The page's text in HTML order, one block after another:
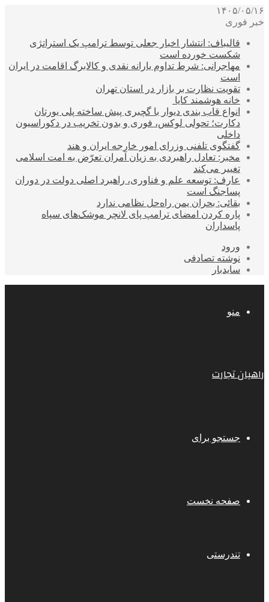
۱۴۰۵/۰۵/۱۶
خبر فوری
قالیباف: انتشار اخبار جعلی توسط ترامپ یک استراتژی
شکست خورده است
مهاجرانی: شرط تداوم یارانه نقدی و کالابرگ اقامت در ایران
است
تقویت نظارت بر بازار در استان تهران
خانه هوشمند کایا
انواع قاب بندی دیوار با گچبری پیش ساخته پلی یورتان
دکارت؛ تحولی لوکس، فوری و بدون تخریب در دکوراسیون
داخلی
گفتگوی تلفنی وزرای امور خارجه ایران و هند
مخبر: تعادل راهبردی به زیان آمران تعرّض به امت اسلامی
تغییر می‌کند
عارف: توسعه علم و فناوری، راهبرد اصلی دولت در دوران
پساجنگ است
بقائی: بحران یمن راه‌حل نظامی ندارد
پاره کردن امضای ترامپ پای لانچر موشک‌های سپاه
پاسداران
ورود
نوشته تصادفی
سایدبار
منو
راهیان تجارت
جستجو برای
صفحه نخست
تندرستی